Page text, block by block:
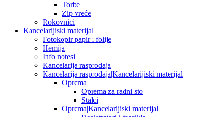
Torbe
Zip vreće
Rokovnici
Kancelarijiski materijal
Fotokopir papir i folije
Hemija
Info notesi
Kancelarija rasprodaja
Kancelarija rasprodaja|Kancelarijiski materijal
Oprema
Oprema za radni sto
Stalci
Oprema|Kancelarijiski materijal